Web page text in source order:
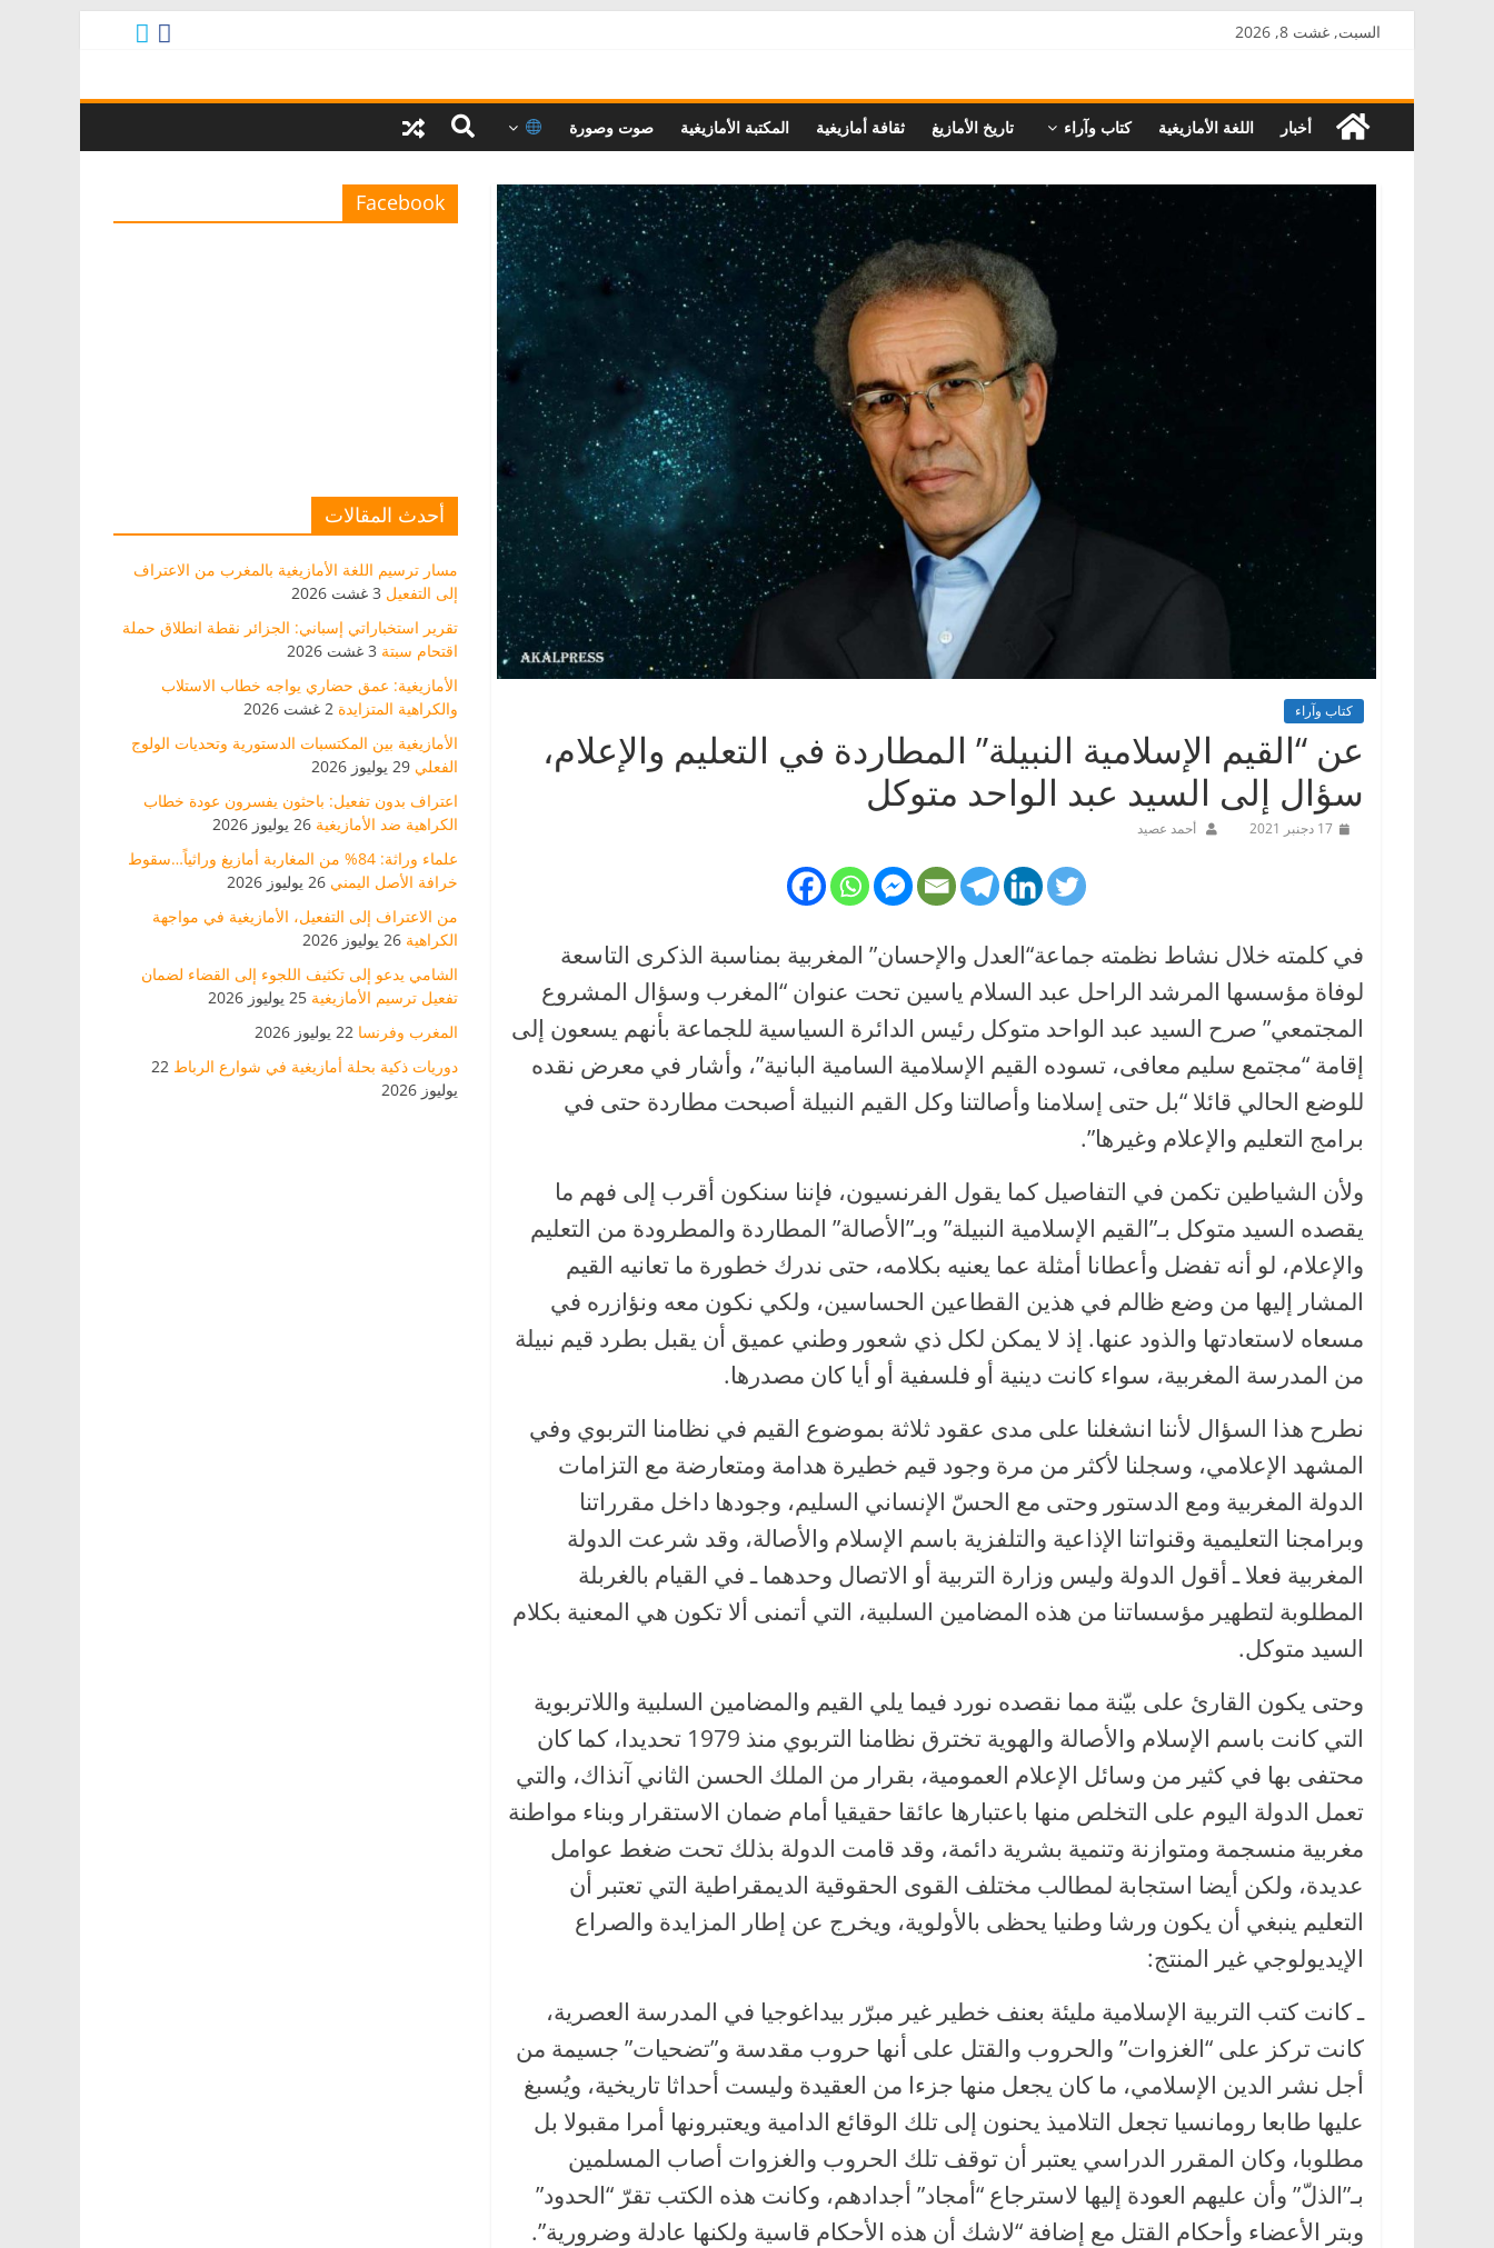
السبت, غشت 8, 2026
AkalPress
منبر
المغرب
أخبار اللغة الأمازيغية كتاب وآراء تاريخ الأمازيغ ثقافة أمازيغية المكتبة الأمازيغية صوت وصورة
كتاب وآراء
عن “القيم الإسلامية النبيلة” المطاردة في التعليم والإعلام،
سؤال إلى السيد عبد الواحد متوكل
17 دجنبر 2021 أحمد عصيد
في كلمته خلال نشاط نظمته جماعة“العدل والإحسان” المغربية بمناسبة الذكرى التاسعة
لوفاة مؤسسها المرشد الراحل عبد السلام ياسين تحت عنوان “المغرب وسؤال المشروع
المجتمعي” صرح السيد عبد الواحد متوكل رئيس الدائرة السياسية للجماعة بأنهم يسعون إلى
إقامة “مجتمع سليم معافى، تسوده القيم الإسلامية السامية البانية”، وأشار في معرض نقده
للوضع الحالي قائلا “بل حتى إسلامنا وأصالتنا وكل القيم النبيلة أصبحت مطاردة حتى في
برامج التعليم والإعلام وغيرها”.
ولأن الشياطين تكمن في التفاصيل كما يقول الفرنسيون، فإننا سنكون أقرب إلى فهم ما
يقصده السيد متوكل بـ”القيم الإسلامية النبيلة” وبـ”الأصالة” المطاردة والمطرودة من التعليم
والإعلام، لو أنه تفضل وأعطانا أمثلة عما يعنيه بكلامه، حتى ندرك خطورة ما تعانيه القيم
المشار إليها من وضع ظالم في هذين القطاعين الحساسين، ولكي نكون معه ونؤازره في
مسعاه لاستعادتها والذود عنها. إذ لا يمكن لكل ذي شعور وطني عميق أن يقبل بطرد قيم نبيلة
من المدرسة المغربية، سواء كانت دينية أو فلسفية أو أيا كان مصدرها.
نطرح هذا السؤال لأننا انشغلنا على مدى عقود ثلاثة بموضوع القيم في نظامنا التربوي وفي
المشهد الإعلامي، وسجلنا لأكثر من مرة وجود قيم خطيرة هدامة ومتعارضة مع التزامات
الدولة المغربية ومع الدستور وحتى مع الحسّ الإنساني السليم، وجودها داخل مقرراتنا
وبرامجنا التعليمية وقنواتنا الإذاعية والتلفزية باسم الإسلام والأصالة، وقد شرعت الدولة
المغربية فعلا ـ أقول الدولة وليس وزارة التربية أو الاتصال وحدهما ـ في القيام بالغربلة
المطلوبة لتطهير مؤسساتنا من هذه المضامين السلبية، التي أتمنى ألا تكون هي المعنية بكلام
السيد متوكل.
وحتى يكون القارئ على بيّنة مما نقصده نورد فيما يلي القيم والمضامين السلبية واللاتربوية
التي كانت باسم الإسلام والأصالة والهوية تخترق نظامنا التربوي منذ 1979 تحديدا، كما كان
محتفى بها في كثير من وسائل الإعلام العمومية، بقرار من الملك الحسن الثاني آنذاك، والتي
تعمل الدولة اليوم على التخلص منها باعتبارها عائقا حقيقيا أمام ضمان الاستقرار وبناء مواطنة
مغربية منسجمة ومتوازنة وتنمية بشرية دائمة، وقد قامت الدولة بذلك تحت ضغط عوامل
عديدة، ولكن أيضا استجابة لمطالب مختلف القوى الحقوقية الديمقراطية التي تعتبر أن
التعليم ينبغي أن يكون ورشا وطنيا يحظى بالأولوية، ويخرج عن إطار المزايدة والصراع
الإيديولوجي غير المنتج:
ـ كانت كتب التربية الإسلامية مليئة بعنف خطير غير مبرّر بيداغوجيا في المدرسة العصرية،
كانت تركز على “الغزوات” والحروب والقتل على أنها حروب مقدسة و”تضحيات” جسيمة من
أجل نشر الدين الإسلامي، ما كان يجعل منها جزءا من العقيدة وليست أحداثا تاريخية، ويُسبغ
عليها طابعا رومانسيا تجعل التلاميذ يحنون إلى تلك الوقائع الدامية ويعتبرونها أمرا مقبولا بل
مطلوبا، وكان المقرر الدراسي يعتبر أن توقف تلك الحروب والغزوات أصاب المسلمين
بـ”الذلّ” وأن عليهم العودة إليها لاسترجاع “أمجاد” أجدادهم، وكانت هذه الكتب تقرّ “الحدود”
وبتر الأعضاء وأحكام القتل مع إضافة “لاشك أن هذه الأحكام قاسية ولكنها عادلة وضرورية”.
Facebook
أحدث المقالات
مسار ترسيم اللغة الأمازيغية بالمغرب من الاعتراف
إلى التفعيل 3 غشت 2026
تقرير استخباراتي إسباني: الجزائر نقطة انطلاق حملة
اقتحام سبتة 3 غشت 2026
الأمازيغية: عمق حضاري يواجه خطاب الاستلاب
والكراهية المتزايدة 2 غشت 2026
الأمازيغية بين المكتسبات الدستورية وتحديات الولوج
الفعلي 29 يوليوز 2026
اعتراف بدون تفعيل: باحثون يفسرون عودة خطاب
الكراهية ضد الأمازيغية 26 يوليوز 2026
علماء وراثة: 84% من المغاربة أمازيغ وراثياً…سقوط
خرافة الأصل اليمني 26 يوليوز 2026
من الاعتراف إلى التفعيل، الأمازيغية في مواجهة
الكراهية 26 يوليوز 2026
الشامي يدعو إلى تكثيف اللجوء إلى القضاء لضمان
تفعيل ترسيم الأمازيغية 25 يوليوز 2026
المغرب وفرنسا 22 يوليوز 2026
دوريات ذكية بحلة أمازيغية في شوارع الرباط 22
يوليوز 2026